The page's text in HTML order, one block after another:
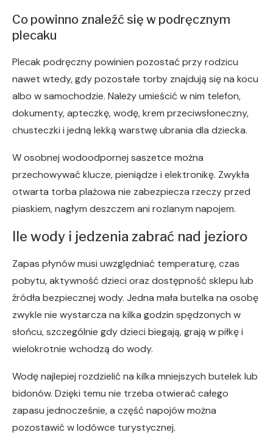
Co powinno znaleźć się w podręcznym
plecaku
Plecak podręczny powinien pozostać przy rodzicu
nawet wtedy, gdy pozostałe torby znajdują się na kocu
albo w samochodzie. Należy umieścić w nim telefon,
dokumenty, apteczkę, wodę, krem przeciwsłoneczny,
chusteczki i jedną lekką warstwę ubrania dla dziecka.
W osobnej wodoodpornej saszetce można
przechowywać klucze, pieniądze i elektronikę. Zwykła
otwarta torba plażowa nie zabezpiecza rzeczy przed
piaskiem, nagłym deszczem ani rozlanym napojem.
Ile wody i jedzenia zabrać nad jezioro
Zapas płynów musi uwzględniać temperaturę, czas
pobytu, aktywność dzieci oraz dostępność sklepu lub
źródła bezpiecznej wody. Jedna mała butelka na osobę
zwykle nie wystarcza na kilka godzin spędzonych w
słońcu, szczególnie gdy dzieci biegają, grają w piłkę i
wielokrotnie wchodzą do wody.
Wodę najlepiej rozdzielić na kilka mniejszych butelek lub
bidonów. Dzięki temu nie trzeba otwierać całego
zapasu jednocześnie, a część napojów można
pozostawić w lodówce turystycznej.